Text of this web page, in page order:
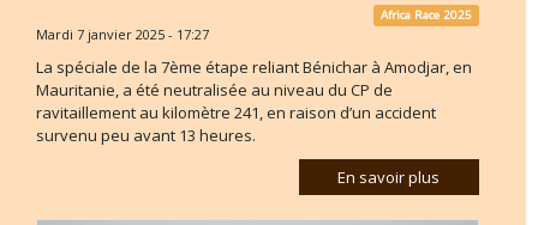
Africa Race 2025
Mardi 7 janvier 2025 - 17:27
La spéciale de la 7ème étape reliant Bénichar à Amodjar, en
Mauritanie, a été neutralisée au niveau du CP de
ravitaillement au kilomètre 241, en raison d’un accident
survenu peu avant 13 heures.
En savoir plus